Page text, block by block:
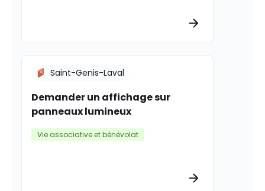
Demander un affichage sur
panneaux lumineux
Saint-Genis-Laval
Vie associative et bénévolat